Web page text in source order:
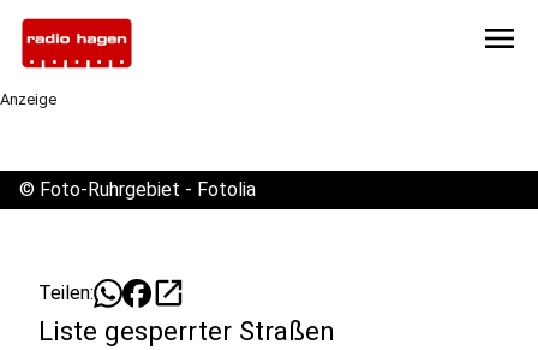
menu
Anzeige
© Foto-Ruhrgebiet - Fotolia
Teilen: open_in_new
Liste gesperrter Straßen